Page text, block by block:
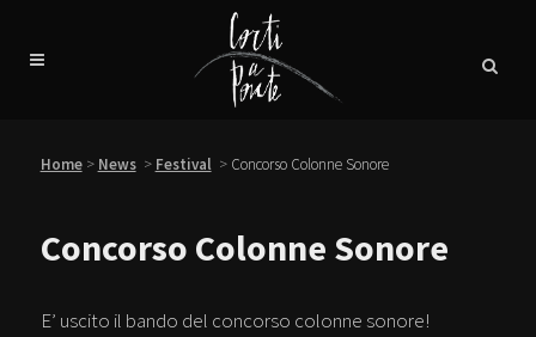
Home> News > Festival > Concorso Colonne Sonore
Concorso Colonne Sonore
E’ uscito il bando del concorso colonne sonore!